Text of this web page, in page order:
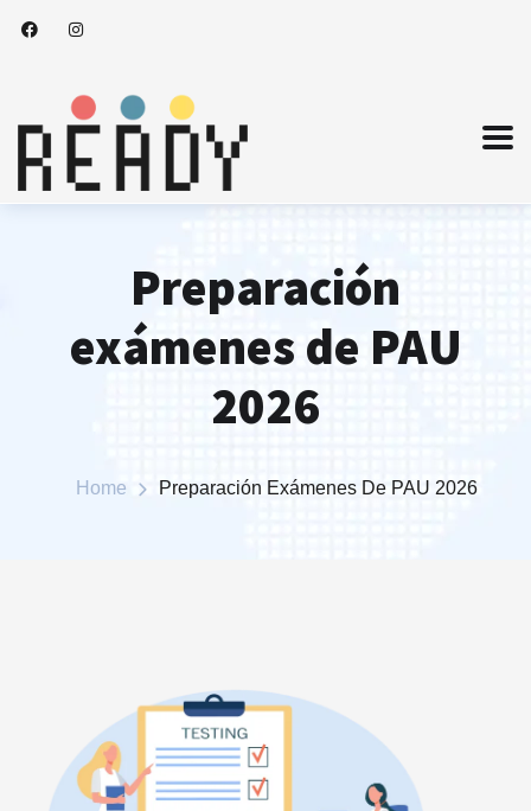
Preparación
exámenes de PAU
2026
Home Preparación Exámenes De PAU 2026